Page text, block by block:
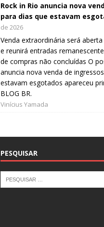
Rock in Rio anuncia nova
para dias que estavam
de 2026
Venda extraordinária será
e reunirá entradas
de compras não concluídas O
anuncia nova venda de
estavam esgotados apareceu
BLOG BR.
Vinícius Yamada
PESQUISAR